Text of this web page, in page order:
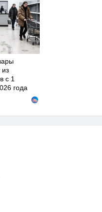
из
с 1
года